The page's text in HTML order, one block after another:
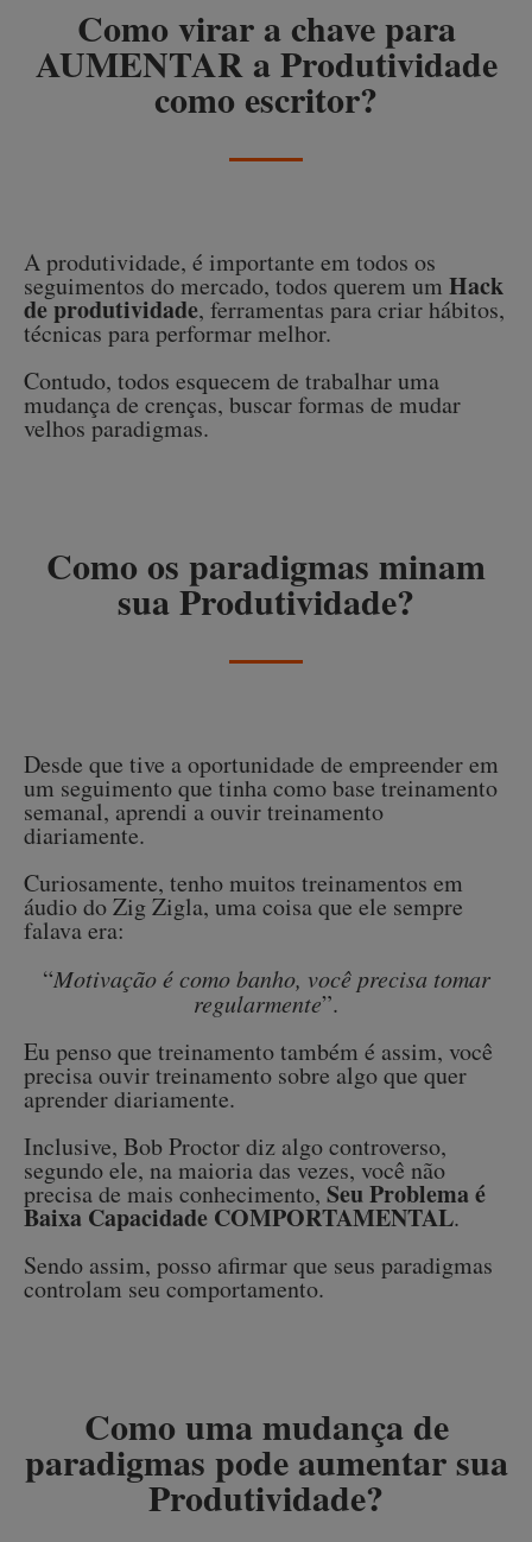
Como virar a chave para
AUMENTAR a Produtividade
como escritor?
A produtividade, é importante em todos os
seguimentos do mercado, todos querem um Hack
de produtividade, ferramentas para criar hábitos,
técnicas para performar melhor.
Contudo, todos esquecem de trabalhar uma
mudança de crenças, buscar formas de mudar
velhos paradigmas.
Como os paradigmas minam
sua Produtividade?
Desde que tive a oportunidade de empreender em
um seguimento que tinha como base treinamento
semanal, aprendi a ouvir treinamento
diariamente.
Curiosamente, tenho muitos treinamentos em
áudio do Zig Zigla, uma coisa que ele sempre
falava era:
“Motivação é como banho, você precisa tomar
regularmente”.
Eu penso que treinamento também é assim, você
precisa ouvir treinamento sobre algo que quer
aprender diariamente.
Inclusive, Bob Proctor diz algo controverso,
segundo ele, na maioria das vezes, você não
precisa de mais conhecimento, Seu Problema é
Baixa Capacidade COMPORTAMENTAL.
Sendo assim, posso afirmar que seus paradigmas
controlam seu comportamento.
Como uma mudança de
paradigmas pode aumentar sua
Produtividade?